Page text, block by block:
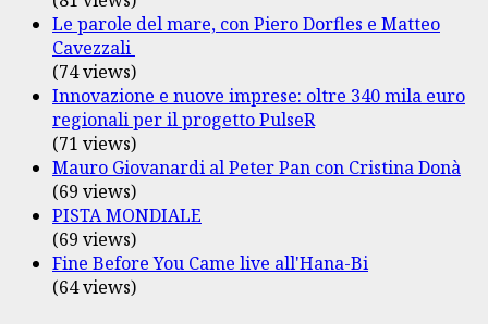
Le parole del mare, con Piero Dorfles e Matteo
Cavezzali
(74 views)
Innovazione e nuove imprese: oltre 340 mila euro
regionali per il progetto PulseR
(71 views)
Mauro Giovanardi al Peter Pan con Cristina Donà
(69 views)
PISTA MONDIALE
(69 views)
Fine Before You Came live all'Hana-Bi
(64 views)